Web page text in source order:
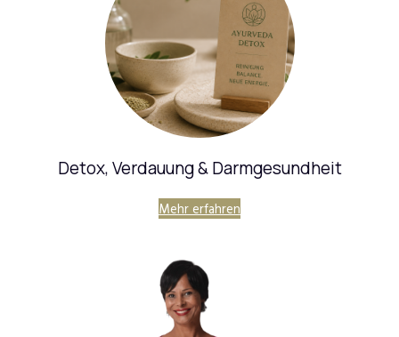
Detox, Verdauung & Darmgesundheit
Mehr erfahren